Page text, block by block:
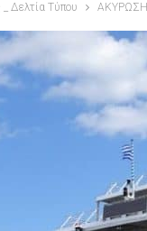
Δελτία Τύπου